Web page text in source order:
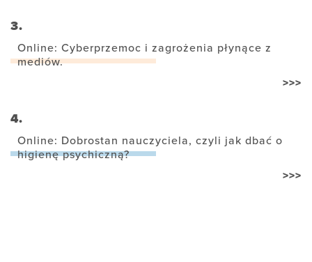
3.
Online: Cyberprzemoc i zagrożenia płynące z
mediów.
>>>
4.
Online: Dobrostan nauczyciela, czyli jak dbać o
higienę psychiczną?
>>>